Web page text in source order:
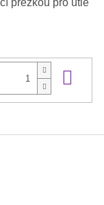
přezkou pro útlé